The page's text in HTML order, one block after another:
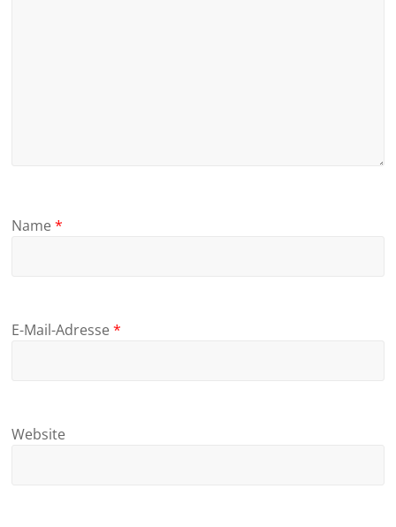
Name*
E-Mail-Adresse*
Website